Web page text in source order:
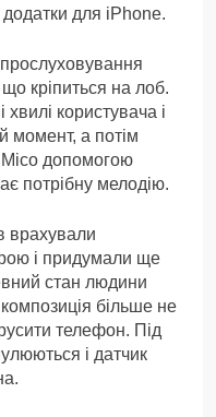
додатки для iPhone.
кріпиться на лоб.
користувача і
момент, а потім
Mico допомогою
потрібну мелодію.
врахували
і придумали ще
стан людини
більше не
телефон. Під
і датчик